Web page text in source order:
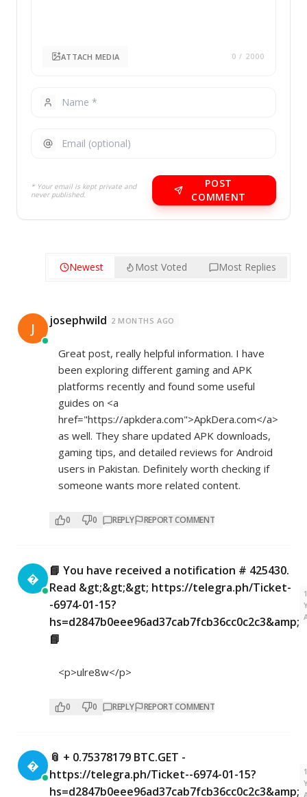
ATTACH MEDIA 0 / 2000
* Your email is kept private and
never published.
POST
COMMENT
Newest Most Voted Most Replies
J josephwild 2 MONTHS AGO
Great post, really helpful information. I have
been exploring different gaming and APK
platforms recently and found some useful
guides on <a
href="https://apkdera.com">ApkDera.com</a>
as well. They share updated APK downloads,
gaming tips, and detailed reviews for Android
users in Pakistan. Definitely worth checking if
someone wants more related content.
0 0 REPLY REPORT COMMENT

📘 You have received a notification # 425430.
Read &gt;&gt;&gt; https://telegra.ph/Ticket-
-6974-01-15?
hs=d2847b0eee96ad37cab7fcb36cc0c2c3&amp;
📘
<p>ulre8w</p>
0 0 REPLY REPORT COMMENT

📎 + 0.75378179 BTC.GET -
https://telegra.ph/Ticket--6974-01-15?
hs=d2847b0eee96ad37cab7fcb36cc0c2c3&amp;